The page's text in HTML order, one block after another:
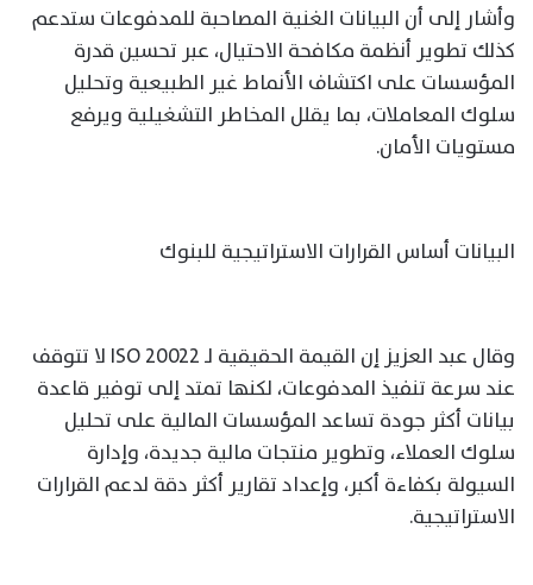
وأشار إلى أن البيانات الغنية المصاحبة للمدفوعات ستدعم
كذلك تطوير أنظمة مكافحة الاحتيال، عبر تحسين قدرة
المؤسسات على اكتشاف الأنماط غير الطبيعية وتحليل
سلوك المعاملات، بما يقلل المخاطر التشغيلية ويرفع
مستويات الأمان.
البيانات أساس القرارات الاستراتيجية للبنوك
وقال عبد العزيز إن القيمة الحقيقية لـ ISO 20022 لا تتوقف
عند سرعة تنفيذ المدفوعات، لكنها تمتد إلى توفير قاعدة
بيانات أكثر جودة تساعد المؤسسات المالية على تحليل
سلوك العملاء، وتطوير منتجات مالية جديدة، وإدارة
السيولة بكفاءة أكبر، وإعداد تقارير أكثر دقة لدعم القرارات
الاستراتيجية.